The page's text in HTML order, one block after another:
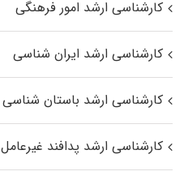
کارشناسی ارشد امور فرهنگی
کارشناسی ارشد ایران شناسی
کارشناسی ارشد باستان شناسی
کارشناسی ارشد پدافند غیرعامل